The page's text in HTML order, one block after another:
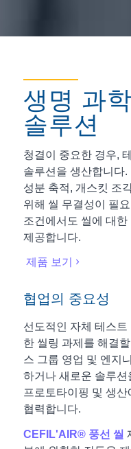
생명 과
솔루션
청결이 중요한 경우,
솔루션을 생산합니다
성분 축적, 개스킷 조
위해 씰 무결성이 필
조건에서도 씰에 대
제공합니다.
제품 보기
협업의 중요성
선도적인 자체 테스
한 씰링 과제를 해결
스 그룹 영업 및 엔지
하거나 새로운 솔루션
프로토타이핑 및 생
협력합니다.
CEFIL'AIR® 풍선 씰